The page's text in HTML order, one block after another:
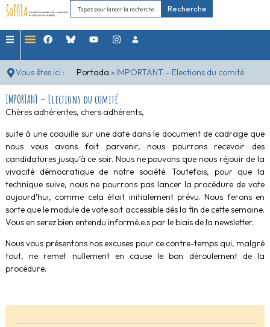
Recherche
Vous êtes ici : Portada » IMPORTANT – Elections du comité
IMPORTANT – Elections du comité
Chères adhérentes, chers adhérents,
suite à une coquille sur une date dans le document de cadrage que
nous vous avons fait parvenir, nous pourrons recevoir des
candidatures jusqu’à ce soir. Nous ne pouvons que nous réjouir de la
vivacité démocratique de notre société. Toutefois, pour que la
technique suive, nous ne pourrons pas lancer la procédure de vote
aujourd’hui, comme cela était initialement prévu. Nous ferons en
sorte que le module de vote soit accessible dès la fin de cette semaine.
Vous en serez bien entendu informé.e.s par le biais de la newsletter.
Nous vous présentons nos excuses pour ce contre-temps qui, malgré
tout, ne remet nullement en cause le bon déroulement de la
procédure.